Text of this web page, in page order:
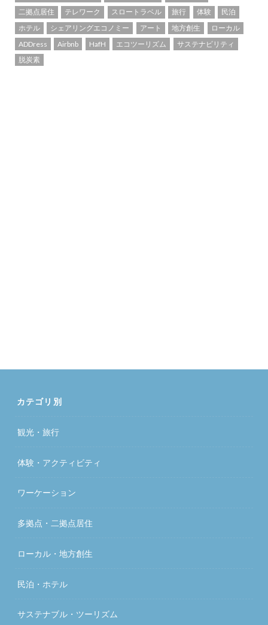
二拠点居住
テレワーク スロートラベル 旅行 体験
民泊
ホテル
シェアリングエコノミー アート 地方創生
ローカル
ADDress
Airbnb HafH エコツーリズム
サステナビリティ
脱炭素
カテゴリ別
観光・旅行
体験・アクティビティ
ワーケーション
多拠点・二拠点居住
ローカル・地方創生
民泊・ホテル
サステナブル・ツーリズム